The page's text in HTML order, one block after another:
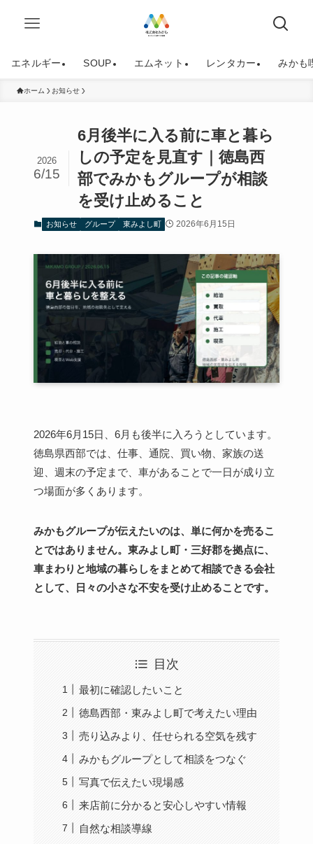
エネルギー SOUP エムネット レンタカー みかも
ホーム お知らせ
6月後半に入る前に車と暮ら
しの予定を見直す｜徳島西
部でみかもグループが相談
を受け止めること
2026
6/15
お知らせ グループ 東みよし町 2026年6月15日
2026年6月15日、6月も後半に入ろうとしています。
徳島県西部では、仕事、通院、買い物、家族の送
迎、週末の予定まで、車があることで一日が成り立
つ場面が多くあります。
みかもグループが伝えたいのは、単に何かを売るこ
とではありません。東みよし町・三好郡を拠点に、
車まわりと地域の暮らしをまとめて相談できる会社
として、日々の小さな不安を受け止めることです。
目次
最初に確認したいこと
徳島西部・東みよし町で考えたい理由
売り込みより、任せられる空気を残す
みかもグループとして相談をつなぐ
写真で伝えたい現場感
来店前に分かると安心しやすい情報
自然な相談導線